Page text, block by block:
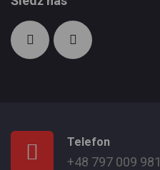
Telefon
+48 797 009 981